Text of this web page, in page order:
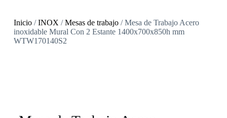
Inicio/INOX /Mesas de trabajo/ Mesa de Trabajo Acero
inoxidable Mural Con 2 Estante 1400x700x850h mm
WTW170140S2